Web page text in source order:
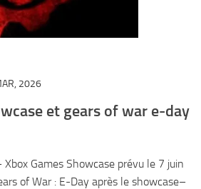
2026
et gears of war e-day
Games Showcase prévu le 7 juin
of War : E-Day après le showcase–